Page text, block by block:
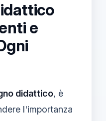
e
didattico, è
l'importanza